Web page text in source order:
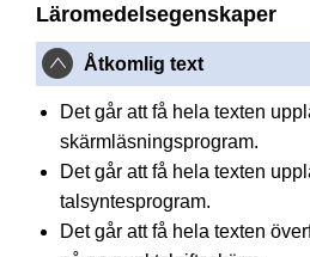
Läromedelsegenskaper
Åtkomlig text
Det går att få hela texten
skärmläsningsprogram.
Det går att få hela texten
talsyntesprogram.
Det går att få hela texten